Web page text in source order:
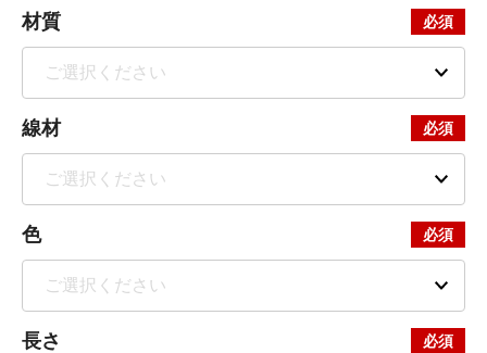
材質
線材
色
長さ